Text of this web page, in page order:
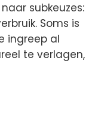
subkeuzes:
Soms is
ingreep al
te verlagen,